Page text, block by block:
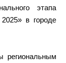
этапа
в городе
региональным